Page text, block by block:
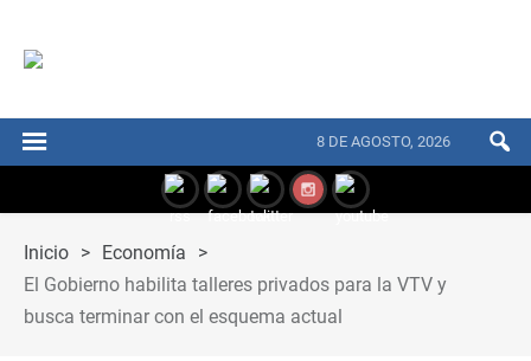
8 DE AGOSTO, 2026
Inicio > Economía
>
El Gobierno habilita talleres privados para la VTV y
busca terminar con el esquema actual